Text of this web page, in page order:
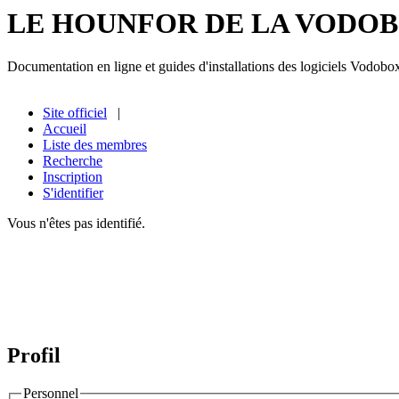
LE HOUNFOR DE LA
Documentation en ligne et guides d'installations des logiciels
Site officiel |
Accueil
Liste des membres
Recherche
Inscription
S'identifier
Vous n'êtes pas identifié.
Profil
Personnel